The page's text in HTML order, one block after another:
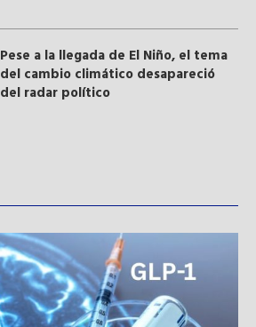
Pese a la llegada de El Niño, el tema
del cambio climático desapareció
del radar político